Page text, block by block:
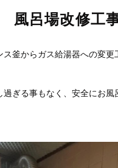
風呂場改修工
ス釜からガス給湯器への変更
過ぎる事もなく、安全にお風